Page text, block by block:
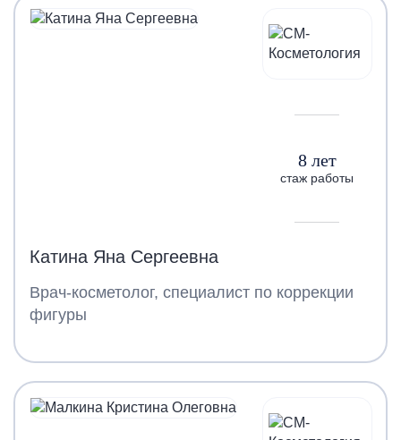
8 лет
стаж работы
Катина Яна Сергеевна
Врач-косметолог, специалист по коррекции
фигуры